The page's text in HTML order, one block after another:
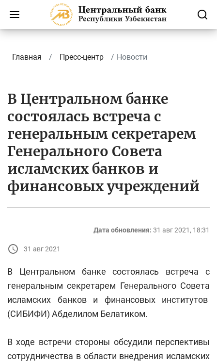
Главная Пресс-центр Новости
В Центральном банке
состоялась встреча с
генеральным секретарем
Генерального Совета
исламских банков и
финансовых учреждений
Дата обновления: 31 авг 2021, 18:31
31 авг 2021
В Центральном банке состоялась встреча с
генеральным секретарем Генерального Совета
исламских банков и финансовых институтов
(СИБИФИ) Абделилом Белатиком.
В ходе встречи стороны обсудили перспективы
сотрудничества в области внедрения исламских